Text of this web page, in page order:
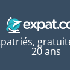
20 ans